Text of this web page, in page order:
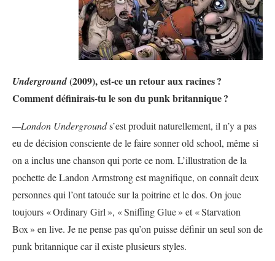
Underground(2009), est-ce un retour aux racines?
Comment définirais-tu le son du punk britannique?
—London Undergrounds’est produit naturellement, il n’y a pas
eu de décision consciente de le faire sonner old school, même si
on a inclus une chanson qui porte ce nom. L’illustration de la
pochette de Landon Armstrong est magnifique, on connaît deux
personnes qui l’ont tatouée sur la poitrine et le dos. On joue
toujours «Ordinary Girl », «Sniffing Glue» et «Starvation
Box » en live. Je ne pense pas qu’on puisse définir un seul son de
punk britannique car il existe plusieurs styles.